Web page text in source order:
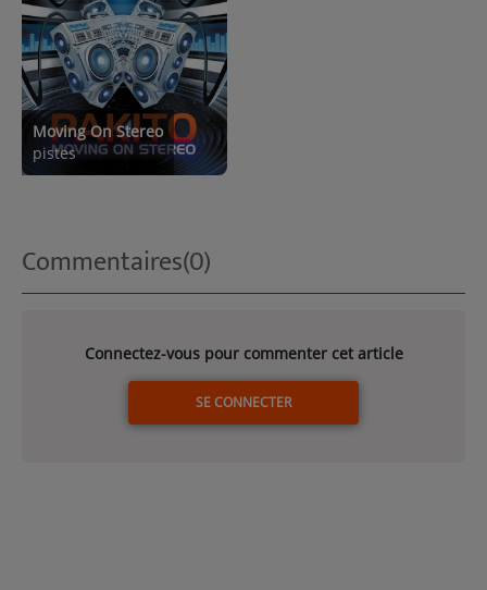
Moving On Stereo
pistes
Commentaires(0)
Connectez-vous pour commenter cet article
SE CONNECTER